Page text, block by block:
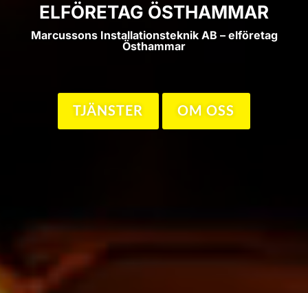
ELFÖRETAG ÖSTHAMMAR
Marcussons Installationsteknik AB – elföretag
Östhammar
TJÄNSTER OM OSS